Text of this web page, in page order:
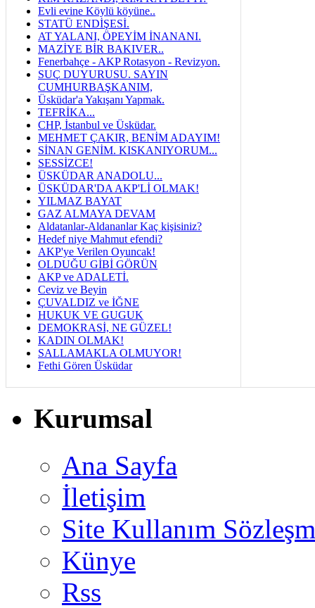
Evli evine Köylü köyüne..
STATÜ ENDİŞESİ.
AT YALANI, ÖPEYİM İNANANI.
MAZİYE BİR BAKIVER..
Fenerbahçe - AKP Rotasyon - Revizyon.
SUÇ DUYURUSU. SAYIN
CUMHURBAŞKANIM,
Üsküdar'a Yakışanı Yapmak.
TEFRİKA...
CHP, İstanbul ve Üsküdar.
MEHMET ÇAKIR, BENİM ADAYIM!
SİNAN GENİM. KISKANIYORUM...
SESSİZCE!
ÜSKÜDAR ANADOLU...
ÜSKÜDAR'DA AKP'Lİ OLMAK!
YILMAZ BAYAT
GAZ ALMAYA DEVAM
Aldatanlar-Aldananlar Kaç kişisiniz?
Hedef niye Mahmut efendi?
AKP'ye Verilen Oyuncak!
OLDUĞU GİBİ GÖRÜN
AKP ve ADALETİ.
Ceviz ve Beyin
ÇUVALDIZ ve İĞNE
HUKUK VE GUGUK
DEMOKRASİ, NE GÜZEL!
KADIN OLMAK!
SALLAMAKLA OLMUYOR!
Fethi Gören Üsküdar
Kurumsal
Ana Sayfa
İletişim
Site Kullanım
Künye
Rss